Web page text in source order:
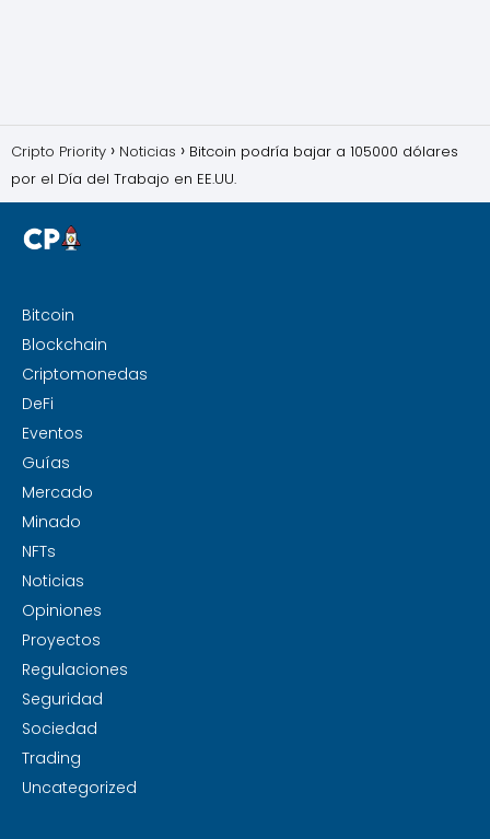
Cripto Priority Noticias
Bitcoin podría bajar a 105000 dólares
por el Día del Trabajo en EE.UU.
Bitcoin
Blockchain
Criptomonedas
DeFi
Eventos
Guías
Mercado
Minado
NFTs
Noticias
Opiniones
Proyectos
Regulaciones
Seguridad
Sociedad
Trading
Uncategorized